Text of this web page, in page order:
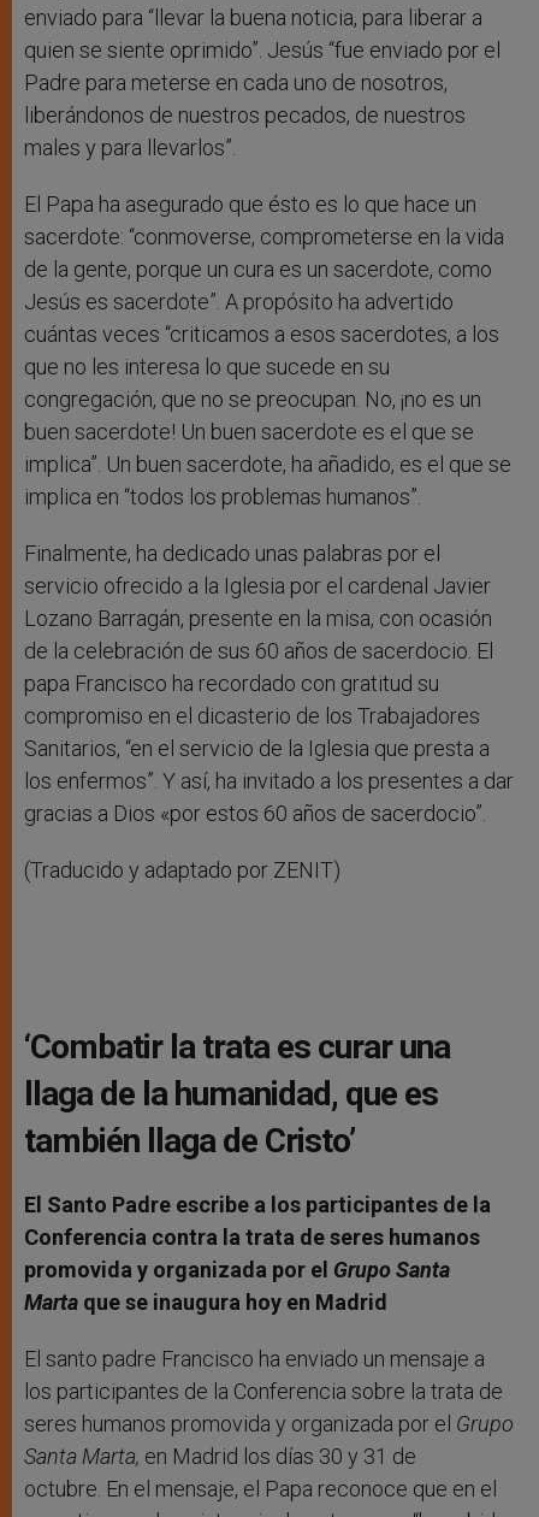
enviado para “llevar la buena noticia, para liberar a
quien se siente oprimido”. Jesús “fue enviado por el
Padre para meterse en cada uno de nosotros,
liberándonos de nuestros pecados, de nuestros
males y para llevarlos”.
El Papa ha asegurado que ésto es lo que hace un
sacerdote: “conmoverse, comprometerse en la vida
de la gente, porque un cura es un sacerdote, como
Jesús es sacerdote”. A propósito ha advertido
cuántas veces “criticamos a esos sacerdotes, a los
que no les interesa lo que sucede en su
congregación, que no se preocupan. No, ¡no es un
buen sacerdote! Un buen sacerdote es el que se
implica”. Un buen sacerdote, ha añadido, es el que se
implica en “todos los problemas humanos”.
Finalmente, ha dedicado unas palabras por el
servicio ofrecido a la Iglesia por el cardenal Javier
Lozano Barragán, presente en la misa, con ocasión
de la celebración de sus 60 años de sacerdocio. El
papa Francisco ha recordado con gratitud su
compromiso en el dicasterio de los Trabajadores
Sanitarios, “en el servicio de la Iglesia que presta a
los enfermos”. Y así, ha invitado a los presentes a dar
gracias a Dios «por estos 60 años de sacerdocio”.
(Traducido y adaptado por ZENIT)
‘Combatir la trata es curar una
llaga de la humanidad, que es
también llaga de Cristo’
El Santo Padre escribe a los participantes de la
Conferencia contra la trata de seres humanos
promovida y organizada por el Grupo Santa
Marta que se inaugura hoy en Madrid
El santo padre Francisco ha enviado un mensaje a
los participantes de la Conferencia sobre la trata de
seres humanos promovida y organizada por el Grupo
Santa Marta, en Madrid los días 30 y 31 de
octubre. En el mensaje, el Papa reconoce que en el